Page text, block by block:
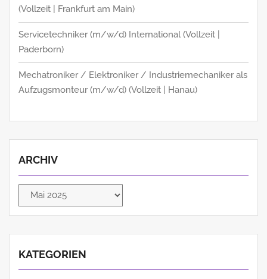
(Vollzeit | Frankfurt am Main)
Servicetechniker (m/w/d) International (Vollzeit |
Paderborn)
Mechatroniker / Elektroniker / Industriemechaniker als
Aufzugsmonteur (m/w/d) (Vollzeit | Hanau)
ARCHIV
Archiv
KATEGORIEN